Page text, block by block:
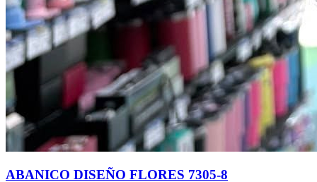
ABANICO DISEÑO FLORES 7305-8